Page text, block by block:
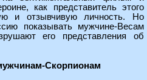
как представитель этого
и отзывчивую личность. Но
показывать мужчине-Весам
его представления об
Скорпионам